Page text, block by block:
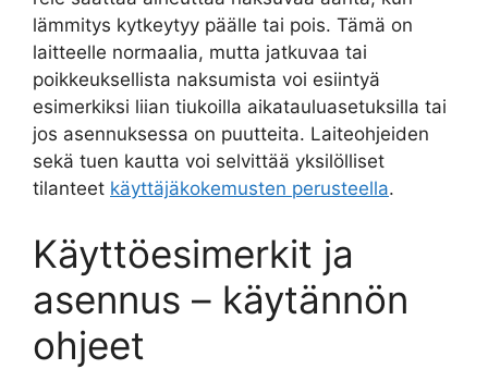
lämmitys kytkeytyy päälle tai pois. Tämä on
laitteelle normaalia, mutta jatkuvaa tai
poikkeuksellista naksumista voi esiintyä
esimerkiksi liian tiukoilla aikatauluasetuksilla tai
jos asennuksessa on puutteita. Laiteohjeiden
sekä tuen kautta voi selvittää yksilölliset
tilanteet käyttäjäkokemusten perusteella.
Käyttöesimerkit ja
asennus – käytännön
ohjeet